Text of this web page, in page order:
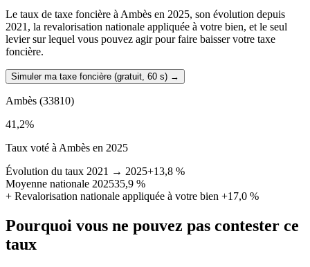
Le taux de taxe foncière à Ambès en 2025, son évolution depuis
2021, la revalorisation nationale appliquée à votre bien, et le seul
levier sur lequel vous pouvez agir pour faire baisser votre taxe
foncière.
Simuler ma taxe foncière (gratuit, 60 s) →
Ambès (33810)
41,2%
Taux voté à Ambès en 2025
Évolution du taux 2021 → 2025+13,8 %
Moyenne nationale 202535,9 %
+ Revalorisation nationale appliquée à votre bien +17,0 %
Pourquoi vous ne pouvez pas contester ce
taux